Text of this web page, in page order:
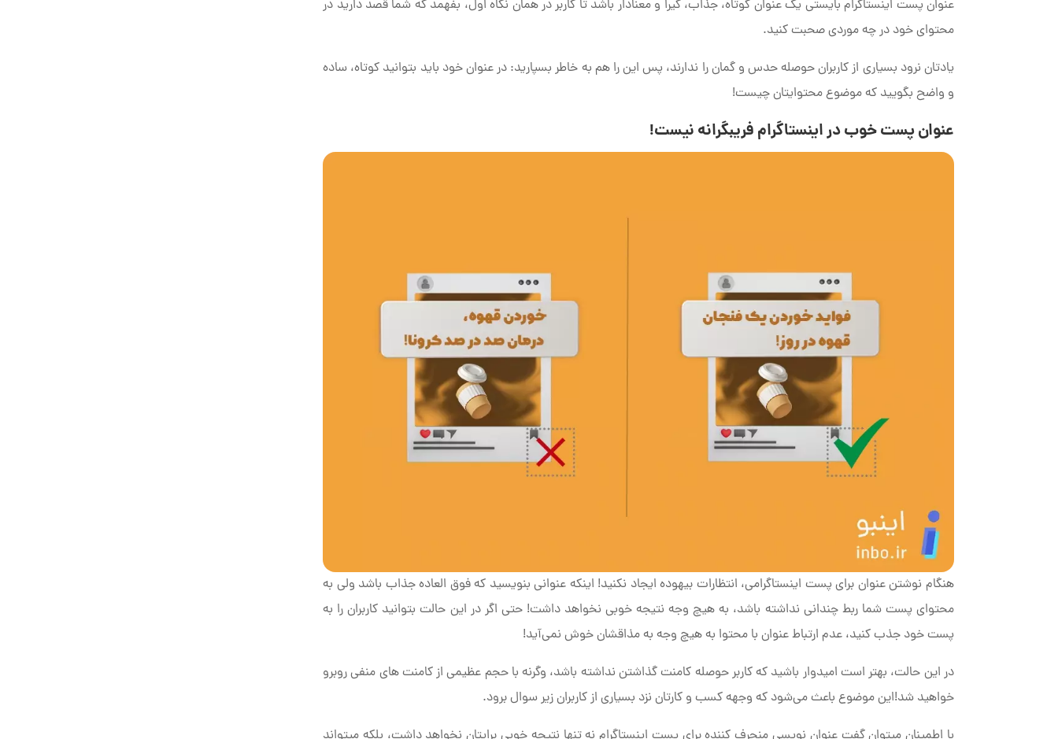
عنوان پست اینستاگرام بایستی یک عنوان کوتاه، جذاب، گیرا و معنادار باشد تا کاربر در همان نگاه اول، بفهمد که شما قصد دارید در
محتوای خود در چه موردی صحبت کنید.
یادتان نرود بسیاری از کاربران حوصله حدس و گمان را ندارند، پس این را هم به خاطر بسپارید: در عنوان خود باید بتوانید کوتاه، ساده
و واضح بگویید که موضوع محتوایتان چیست!
عنوان پست خوب در اینستاگرام فریبگرانه نیست!
هنگام نوشتن عنوان برای پست اینستاگرامی، انتظارات بیهوده ایجاد نکنید! اینکه عنوانی بنویسید که فوق العاده جذاب باشد ولی به
محتوای پست شما ربط چندانی نداشته باشد، به هیچ وجه نتیجه خوبی نخواهد داشت! حتی اگر در این حالت بتوانید کاربران را به
پست خود جذب کنید، عدم ارتباط عنوان با محتوا به هیچ وجه به مذاقشان خوش نمی‌آید!
در این حالت، بهتر است امیدوار باشید که کاربر حوصله کامنت گذاشتن نداشته باشد، وگرنه با حجم عظیمی از کامنت های منفی روبرو
خواهید شد!این موضوع باعث می‌شود که وجهه کسب و کارتان نزد بسیاری از کاربران زیر سوال برود.